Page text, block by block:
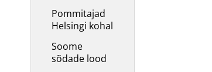
Pommitajad
Helsingi kohal
Soome
sõdade lood